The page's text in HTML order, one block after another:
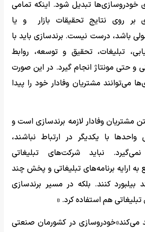
خودروسازی‌ها تبدیل شود. اینکه تمامی
بر روی نتایج تحقیقات بازار و یا
باشد، درست نیست. برندسازی باید با
تبلیغات، تحقیق و توسعه، روابط
و حتی مونتاژ انجام گیرد. در این صورت
می‌توانند مشتریان وفادار خود را پیدا
مشتریان وفادار لازمه برندسازی است و
با یکدیگر در ارتباط نباشند،
نباید شرکت‌های تبلیغاتی
به ارایه برنامه‌های تبلیغاتی و پخش چند
کنند. بلکه در مسیر برندسازی
تبلیغاتی هم استفاده کرد. »
می‌کند«خودروسازی در کشورمان صنعتی